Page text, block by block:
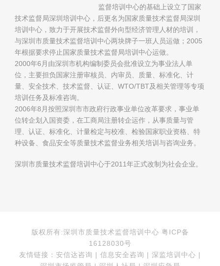
监督培训中心的基础上设立了国家
技术监督局深圳培训中心，后更名为国家质量技术监督局深圳
培训中心，致力于开展技术监督外向型经济管理人材的培训，
与深圳市质量技术监督培训中心两块牌子一班人员运做；2005
年根据要求停止国家质量技术监督局培训中心运做。
2000年6月由深圳市机构编制委员会批准设立为事业法人单
位，主要担负国家注册审核员、内审员、质量、标准化、计
量、安全技术、技术监督、认证、WTO/TBT及相关管理等专项
培训任务及标准咨询。
2006年8月按照深圳市市政府行政事业单位改革要求，事业单
位转企划入国资委，在工商局注册转企运作，从事质量与管
理、认证、标准化、计量检定与校准、检验国家职业资格、特
种设备、食品安全等质量技术监督业务相关培训与咨询业务。
深圳市质量技术监督培训中心于2011年正式改制为社会企业。
版权所有:深圳市质量技术监督培训中心 粤ICP备
16128030号
友情链接：安信达咨询 | 信息安全咨询 | 深监培训中心 |